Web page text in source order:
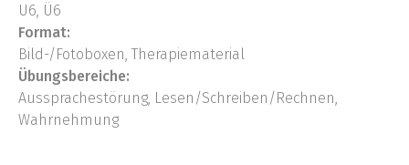
U6, Ü6
Format:
Bild-/Fotoboxen, Therapiematerial
Übungsbereiche:
Aussprachestörung, Lesen/Schreiben/Rechnen,
Wahrnehmung